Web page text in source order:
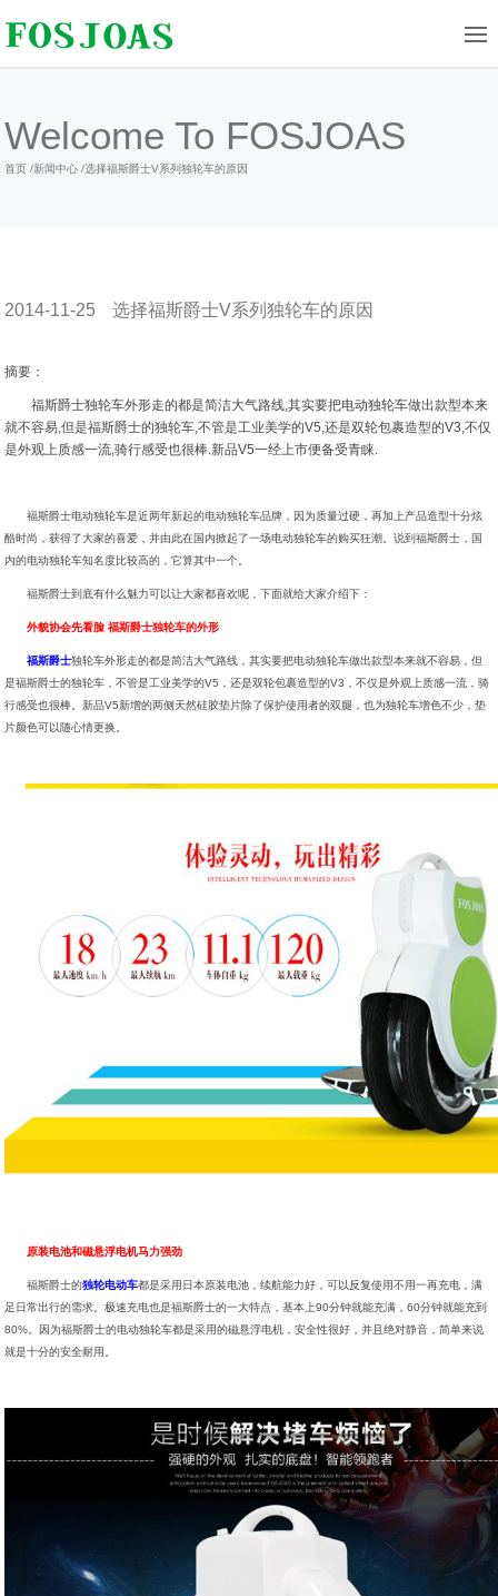
Welcome To FOSJOAS
首页 /新闻中心 /选择福斯爵士V系列独轮车的原因
2014-11-25 选择福斯爵士V系列独轮车的原因
摘要：
福斯爵士独轮车外形走的都是简洁大气路线,其实要把电动独轮车做出款型本来
就不容易,但是福斯爵士的独轮车,不管是工业美学的V5,还是双轮包裹造型的V3,不仅
是外观上质感一流,骑行感受也很棒.新品V5一经上市便备受青睐.
福斯爵士电动独轮车是近两年新起的电动独轮车品牌，因为质量过硬，再加上产品造型十分炫
酷时尚，获得了大家的喜爱，并由此在国内掀起了一场电动独轮车的购买狂潮。说到福斯爵士，国
内的电动独轮车知名度比较高的，它算其中一个。
福斯爵士到底有什么魅力可以让大家都喜欢呢，下面就给大家介绍下：
外貌协会先看脸 福斯爵士独轮车的外形
福斯爵士独轮车外形走的都是简洁大气路线，其实要把电动独轮车做出款型本来就不容易，但
是福斯爵士的独轮车，不管是工业美学的V5，还是双轮包裹造型的V3，不仅是外观上质感一流，骑
行感受也很棒。新品V5新增的两侧天然硅胶垫片除了保护使用者的双腿，也为独轮车增色不少，垫
片颜色可以随心情更换。
原装电池和磁悬浮电机马力强劲
福斯爵士的独轮电动车都是采用日本原装电池，续航能力好，可以反复使用不用一再充电，满
足日常出行的需求。极速充电也是福斯爵士的一大特点，基本上90分钟就能充满，60分钟就能充到
80%。因为福斯爵士的电动独轮车都是采用的磁悬浮电机，安全性很好，并且绝对静音，简单来说
就是十分的安全耐用。